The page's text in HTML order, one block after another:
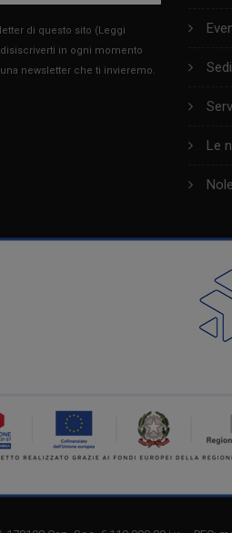
di questo sito (Leggi
disiscriverti in ogni momento
newsletter che ti invieremo.
Le